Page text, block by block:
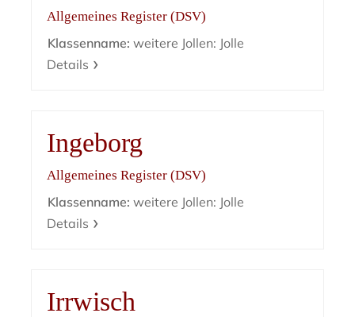
Allgemeines Register (DSV)
Klassenname: weitere Jollen: Jolle
Details
Ingeborg
Allgemeines Register (DSV)
Klassenname: weitere Jollen: Jolle
Details
Irrwisch